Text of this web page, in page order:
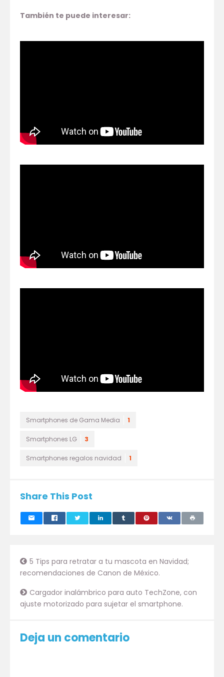
También te puede interesar:
Smartphones de Gama Media 1
Smartphones LG 3
Smartphones regalos navidad 1
Share This Post
5 Tips para retratar a tu mascota en Navidad;
recomendaciones de Canon de México.
Cargador inalámbrico para auto TechZone, con
ajuste motorizado para sujetar el smartphone.
Deja un comentario